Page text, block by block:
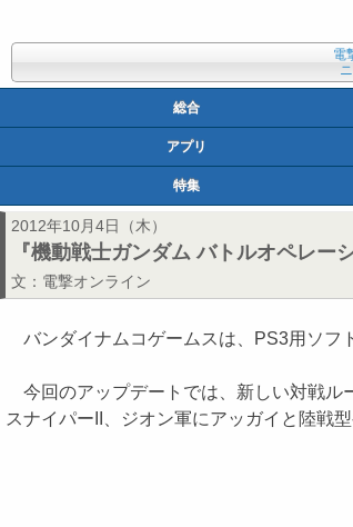
電
総合
アプリ
特集
2012年10月4日（木）
『機動戦士ガンダム バトルオペレ
文： 電撃オンライン
バンダイナムコゲームスは、PS3用ソフ
今回のアップデートでは、新しい対戦ル
スナイパーII、ジオン軍にアッガイと陸戦